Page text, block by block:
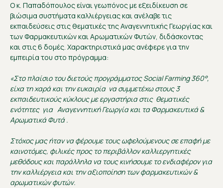
Ο κ. Παπαδόπουλος είναι γεωπόνος με εξειδίκευση σε
βιώσιμα συστήματα καλλιέργειας και ανέλαβε τις
εκπαιδεύσεις στις θεματικές της Αναγεννητικής Γεωργίας και
των Φαρμακευτικών και Αρωματικών Φυτών, διδάσκοντας
και στις 6 δομές. Χαρακτηριστικά μας ανέφερε για την
εμπειρία του στο πρόγραμμα:
«Στο πλαίσιο του διετούς προγράμματος Social Farming 360°,
είχα τη χαρά και την ευκαιρία να συμμετέχω στους 3
εκπαιδευτικούς κύκλους με εργαστήρια στις θεματικές
ενότητες για Αναγεννητική Γεωργία και τα Φαρμακευτικά &
Αρωματικά Φυτά .
Στόχος μας ήταν να φέρουμε τους ωφελούμενους σε επαφή με
καινοτόμες, φιλικές προς το περιβάλλον καλλιεργητικές
μεθόδους και παράλληλα να τους κινήσουμε το ενδιαφέρον για
την καλλιέργεια και την αξιοποίηση των φαρμακευτικών &
αρωματικών φυτών.